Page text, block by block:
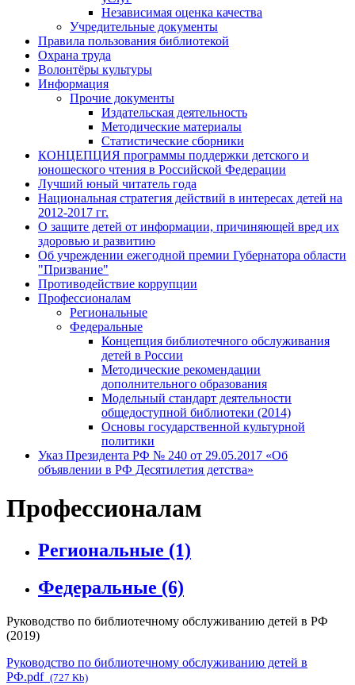
Независимая оценка качества
Учредительные документы
Правила пользования библиотекой
Охрана труда
Волонтёры культуры
Информация
Прочие документы
Издательская деятельность
Методические материалы
Статистические сборники
КОНЦЕПЦИЯ программы поддержки детского и
юношеского чтения в Российской Федерации
Лучший юный читатель года
Национальная стратегия действий в интересах детей на
2012-2017 гг.
О защите детей от информации, причиняющей вред их
здоровью и развитию
Об учреждении ежегодной премии Губернатора области
"Призвание"
Противодействие коррупции
Профессионалам
Региональные
Федеральные
Концепция библиотечного обслуживания
детей в России
Методические рекомендации
дополнительного образования
Модельный стандарт деятельности
общедоступной библиотеки (2014)
Основы государственной культурной
политики
Указ Президента РФ № 240 от 29.05.2017 «Об
объявлении в РФ Десятилетия детства»
Профессионалам
Региональные (1)
Федеральные (6)
Руководство по библиотечному обслуживанию детей в РФ
(2019)
Руководство по библиотечному обслуживанию детей в
РФ.pdf (727 Kb)